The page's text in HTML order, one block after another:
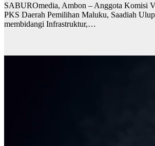
SABUROmedia, Ambon – Anggota Komisi
PKS Daerah Pemilihan Maluku, Saadiah
membidangi Infrastruktur,…